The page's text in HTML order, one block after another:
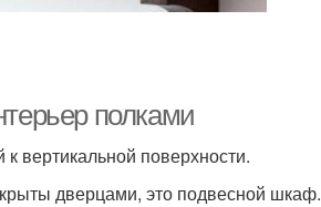
полками
вертикальной поверхности.
дверцами, это подвесной шкаф.